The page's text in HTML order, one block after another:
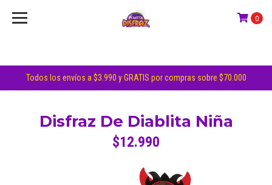
Todos los envíos a $3.990 y GRATIS por compras sobre $70.000
0
Disfraz De Diablita Niña
$12.990